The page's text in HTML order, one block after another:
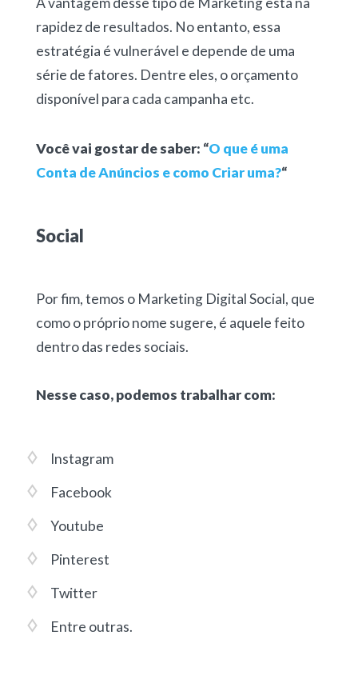
rapidez de resultados. No entanto, essa
estratégia é vulnerável e depende de uma
série de fatores. Dentre eles, o orçamento
disponível para cada campanha etc.
Você vai gostar de saber: “O que é uma
Conta de Anúncios e como Criar uma?“
Social
Por fim, temos o Marketing Digital Social, que
como o próprio nome sugere, é aquele feito
dentro das redes sociais.
Nesse caso, podemos trabalhar com:
Instagram
Facebook
Youtube
Pinterest
Twitter
Entre outras.